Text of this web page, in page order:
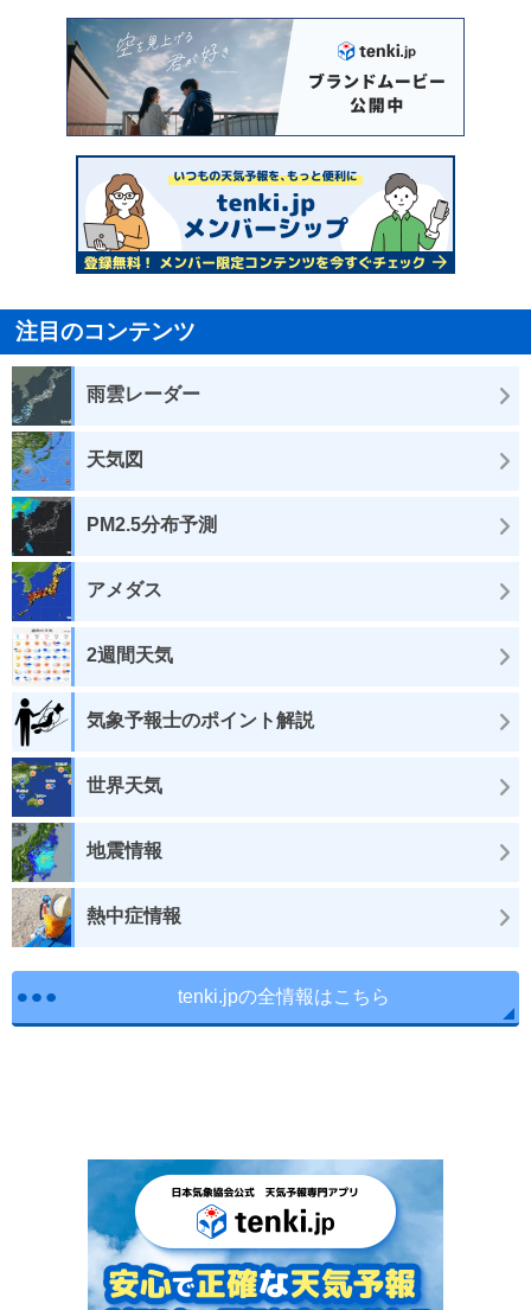
注目のコンテンツ
雨雲レーダー
天気図
PM2.5分布予測
アメダス
2週間天気
気象予報士のポイント解説
世界天気
地震情報
熱中症情報
tenki.jpの全情報はこちら